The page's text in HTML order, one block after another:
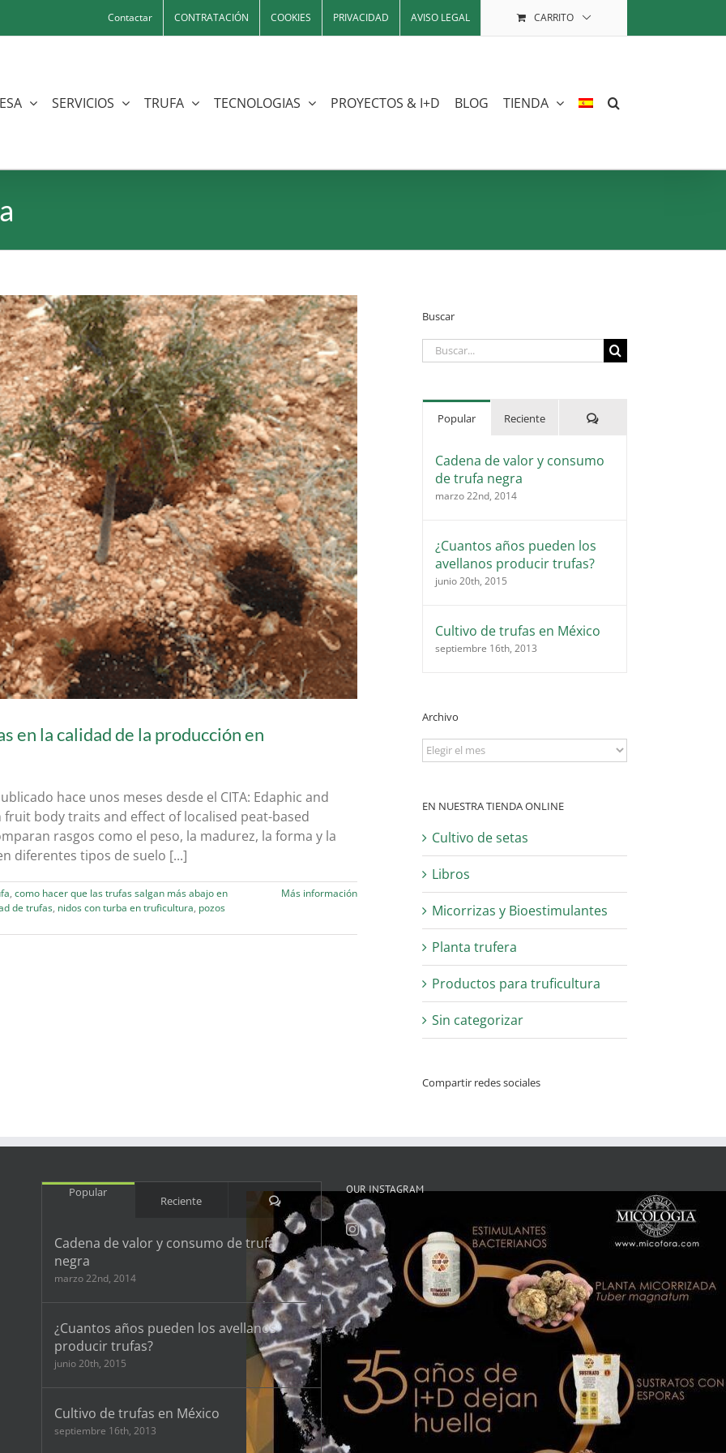
Contactar CONTRATACIÓN COOKIES PRIVACIDAD AVISO LEGAL CARRITO
SERVICIOS TRUFA TECNOLOGIAS PROYECTOS & I+D BLOG TIENDA
en la calidad de la producción en
hace unos meses desde el CITA: Edaphic and
body traits and effect of localised peat-based
rasgos como el peso, la madurez, la forma y la
diferentes tipos de suelo [...]
, como hacer que las trufas salgan más abajo en
de trufas, nidos con turba en truficultura, pozos
Más información
Buscar
Buscar:
Popular Reciente Comentarios
Cadena de valor y consumo
de trufa negra
marzo 22nd, 2014
¿Cuantos años pueden los
avellanos producir trufas?
junio 20th, 2015
Cultivo de trufas en México
septiembre 16th, 2013
Archivo
Archivo
EN NUESTRA TIENDA ONLINE
Cultivo de setas
Libros
Micorrizas y Bioestimulantes
Planta trufera
Productos para truficultura
Sin categorizar
Compartir redes sociales
Popular
Reciente Comentarios
Cadena de valor y consumo de trufa
negra
marzo 22nd, 2014
¿Cuantos años pueden los avellanos
producir trufas?
junio 20th, 2015
Cultivo de trufas en México
septiembre 16th, 2013
OUR INSTAGRAM